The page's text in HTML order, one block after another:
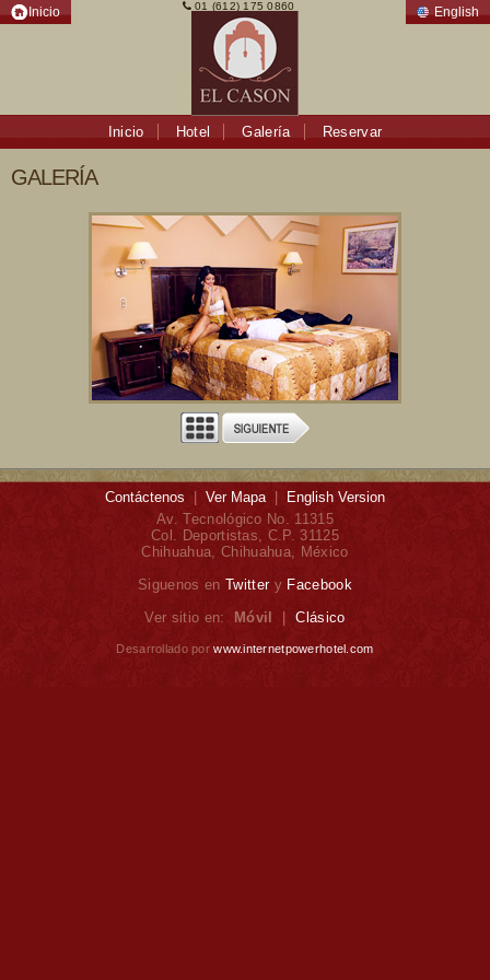
Inicio English
01 (612) 175 0860
Inicio Hotel Galería Reservar
GALERÍA
Contáctenos Ver Mapa
English Version
Av. Tecnológico No. 11315
Col. Deportistas, C.P. 31125
Chihuahua, Chihuahua, México
Siguenos enTwittery Facebook
Ver sitio en:
Móvil Clásico
Desarrollado porwww.internetpowerhotel.com